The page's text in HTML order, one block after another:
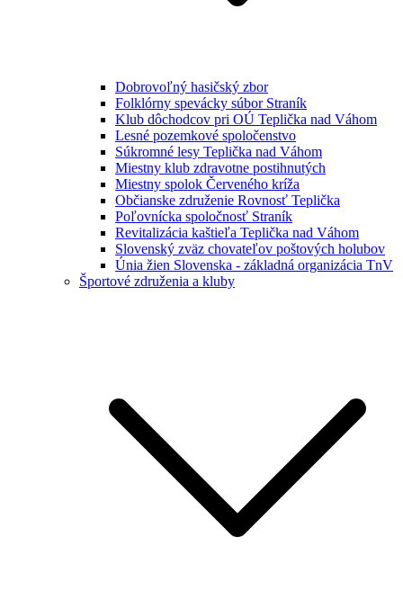
Dobrovoľný hasičský zbor
Folklórny spevácky súbor Straník
Klub dôchodcov pri OÚ Teplička nad Váhom
Lesné pozemkové spoločenstvo
Súkromné lesy Teplička nad Váhom
Miestny klub zdravotne postihnutých
Miestny spolok Červeného kríža
Občianske združenie Rovnosť Teplička
Poľovnícka spoločnosť Straník
Revitalizácia kaštieľa Teplička nad Váhom
Slovenský zväz chovateľov poštových holubov
Únia žien Slovenska - základná organizácia TnV
Športové združenia a kluby